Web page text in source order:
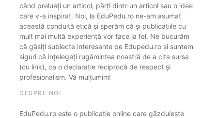
când preluați un articol, părți dintr-un articol sau o idee
care v-a inspirat. Noi, la EduPedu.ro ne-am asumat
această conduită etică și sperăm că și publicațiile cu
mult mai multă experiență vor face la fel. Ne bucurăm
că găsiți subiecte interesante pe Edupedu.ro și suntem
siguri că înțelegeți rugămintea noastră de a cita sursa
(cu link), ca o declarație reciprocă de respect și
profesionalism. Vă mulțumim!
DESPRE NOI
EduPedu.ro este o publicație online care găzduiește